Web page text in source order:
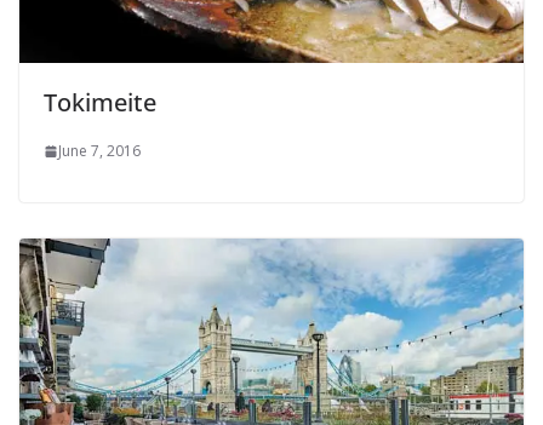
Tokimeite
June 7, 2016